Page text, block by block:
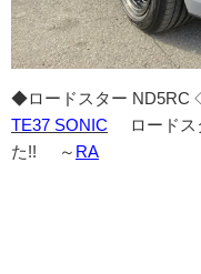
◆ロードスター ND5RC
TE37 SONIC ロードス
た!! ～ RA